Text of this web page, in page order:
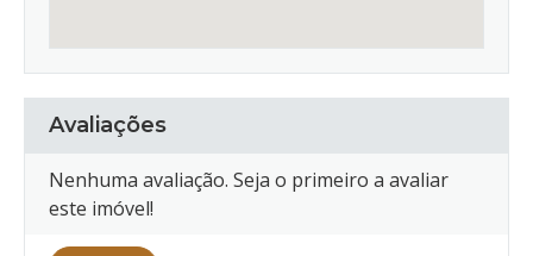
Avaliações
Nenhuma avaliação. Seja o primeiro a avaliar
este imóvel!